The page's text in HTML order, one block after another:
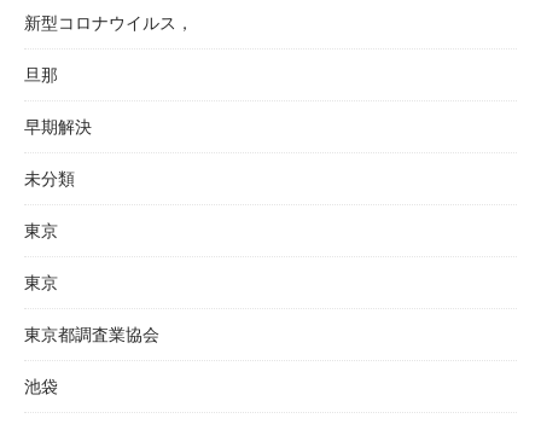
新型コロナウイルス，
旦那
早期解決
未分類
東京
東京
東京都調査業協会
池袋